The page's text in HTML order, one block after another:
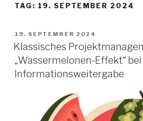
TAG: 19. SEPTEMBER 2024
VERÖFFENTLICHT
AM
19. SEPTEMBER 2024
Klassisches
„Wassermelonen-Effekt“
Informationsweitergabe